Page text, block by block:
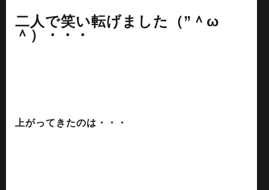
二人で笑い転げました（”＾ω
＾）・・・
上がってきたのは・・・